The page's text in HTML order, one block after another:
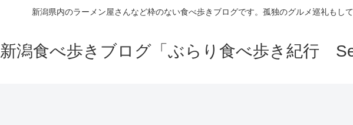
新潟県内のラーメン屋さんなど枠のない食べ歩きブログです。孤独のグルメ巡礼もして
新潟食べ歩きブログ「ぶらり食べ歩き紀行